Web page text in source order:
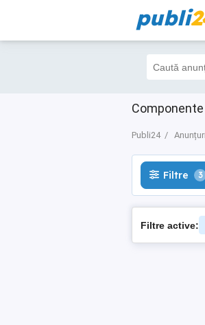
publi
Publi24 Anunțuri
Filtre 3
Filtre 3
Filtre active: